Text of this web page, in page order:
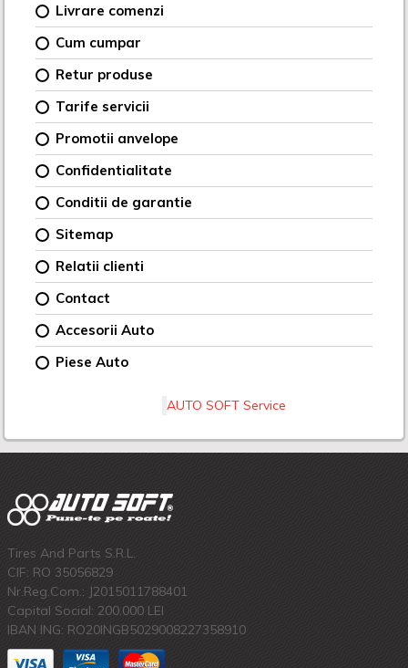
Livrare comenzi
Cum cumpar
Retur produse
Tarife servicii
Promotii anvelope
Confidentialitate
Conditii de garantie
Sitemap
Relatii clienti
Contact
Accesorii Auto
Piese Auto
AUTO SOFT Service
Tires And Parts S.R.L.
CIF: RO 35056829
Nr.Reg.Com.: J2015011788401
Capital Social: 200.000 LEI
IBAN ING: RO20INGB5029008227358910